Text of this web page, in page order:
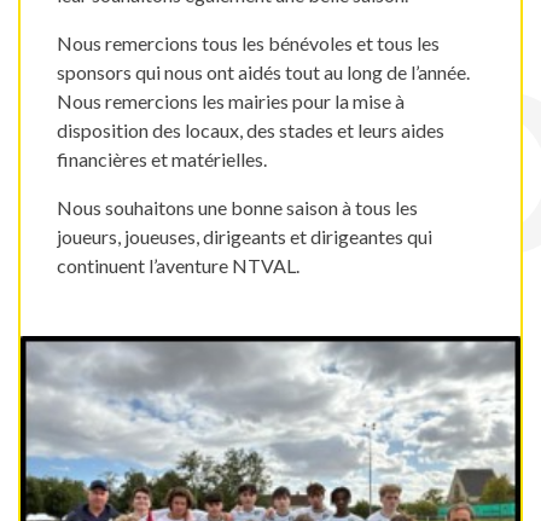
Nous remercions tous les bénévoles et tous les
sponsors qui nous ont aidés tout au long de l’année.
Nous remercions les mairies pour la mise à
disposition des locaux, des stades et leurs aides
financières et matérielles.
Nous souhaitons une bonne saison à tous les
joueurs, joueuses, dirigeants et dirigeantes qui
continuent l’aventure NTVAL.